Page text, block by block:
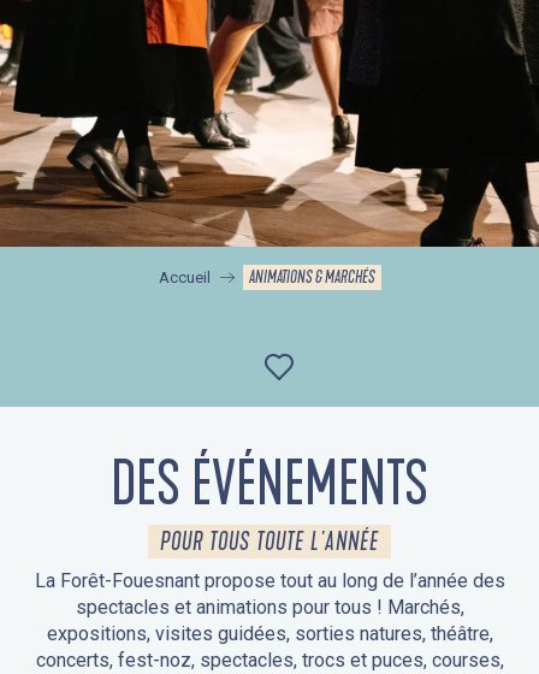
Accueil ANIMATIONS & MARCHÉS
Ajouter aux
DES ÉVÉNEMENTS
POUR TOUS TOUTE L'ANNÉE
La Forêt-Fouesnant propose tout au long de l’année des
spectacles et animations pour tous ! Marchés,
expositions, visites guidées, sorties natures, théâtre,
concerts, fest-noz, spectacles, trocs et puces, courses,